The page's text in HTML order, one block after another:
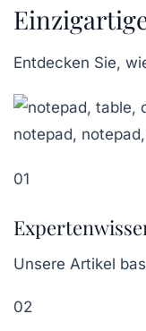
Entdecken Sie,
01
Unsere Artikel
02